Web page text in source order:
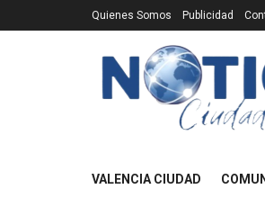
Quienes Somos Publicidad
VALENCIA CIUDAD